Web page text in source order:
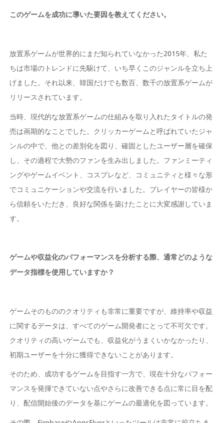
このゲームを成功に導いた要因を教えてください。
放置系ゲームが世界的にまだ知られていなかった2015年、私た
ちは市場のトレンドに先駆けて、いち早くこのジャンルを立ち上
げました。それ以来、韓国だけでも数百、数千の放置系ゲームが
リリースされています。
当時、現代的な放置系ゲームの仕組みを取り入れたタイトルの発
売は画期的なことでした。クリッカーゲームと呼ばれていたジャ
ンルの中で、他との差別化を図り、確固としたユーザー層を確保
し、その過程で大勢のファンを生み出しました。ファンミーティ
ングやゲームイベント、コスプレなど、コミュニティと様々な形
でコミュニケーションや交流を行いました。プレイヤーの皆様か
ら信頼をいただき、良好な関係を築けたことに大変感謝していま
す。
ゲームや収益化のパフォーマンスを分析する際、通常どのような
データ指標を使用していますか？
ゲームそのもののクオリティも非常に重要ですが、維持率や収益
に関するデータは、すべてのゲーム開発者にとって不可欠です。
クオリティの高いゲームでも、収益化がうまくいかなかったり、
初期ユーザーを十分に獲得できないことがあります。
そのため、成功するゲームを目指す一方で、現在十分なパフォー
マンスを発揮できていない点やさらに改善できる点に常に目を配
り、配信開始後のデータを基にゲームの最適化を図っています。